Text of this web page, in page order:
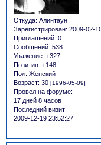
Откуда: Алинтаун
Зарегистрирован: 2009-02-
Приглашений: 0
Сообщений: 538
Уважение: +327
Позитив: +148
Пол: Женский
Возраст: 30 [1996-05-09]
Провел на форуме:
17 дней 8 часов
Последний визит:
2009-12-19 23:52:27